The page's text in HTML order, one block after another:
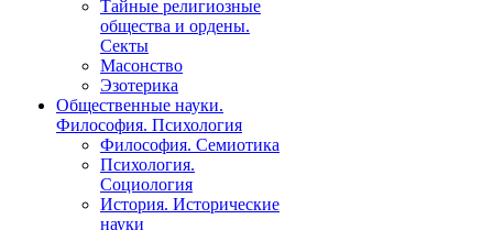
Тайные религиозные
общества и ордены.
Секты
Масонство
Эзотерика
Общественные науки.
Философия. Психология
Философия. Семиотика
Психология.
Социология
История. Исторические
науки